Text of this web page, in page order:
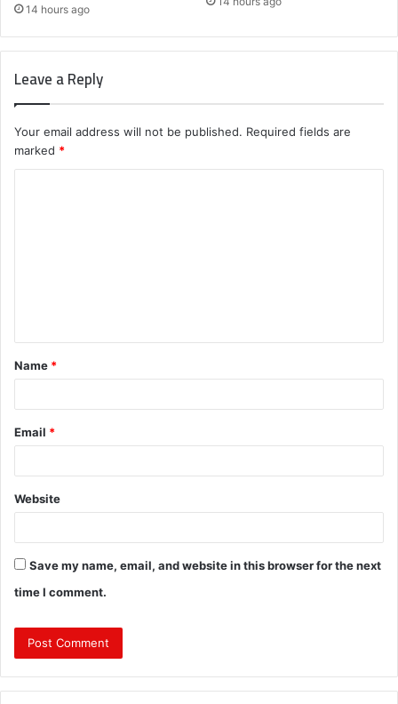
14 hours ago
Leave a Reply
Your email address will not be published. Required fields are
marked *
t
*
Name *
Email *
Website
Save my name, email, and website in this browser for the next
time I comment.